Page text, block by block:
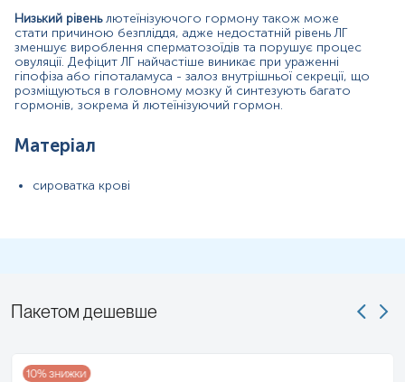
Діапазон вимірювань
Додаткова інформація
Синоніми
лютропін, лютрофін, лютеотропін, глікопротеїдний
Маркер порушень гіпоталамо-гіпофізарно-гонадної
Діагностика первинного гіпогонадизму;
Низький рівеньлютеїнізуючого гормону також може
стати причиною безпліддя, адже недостатній рівень ЛГ
зменшує вироблення сперматозоїдів та порушує процес
овуляції. Дефіцит ЛГ найчастіше виникає при ураженні
гіпофіза або гіпоталамуса - залоз внутрішньої секреції, що
розміщуються в головному мозку й синтезують багато
гормонів, зокрема й лютеїнізуючий гормон.
Матеріал
сироватка крові
Пакетом дешевше
10% знижки